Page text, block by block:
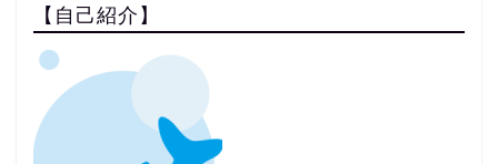
【自己紹介】